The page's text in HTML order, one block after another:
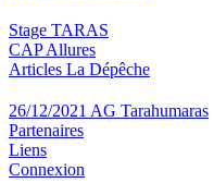
Stage TARAS
CAP Allures
Articles La Dépêche
26/12/2021 AG Tarahumaras
Partenaires
Liens
Connexion